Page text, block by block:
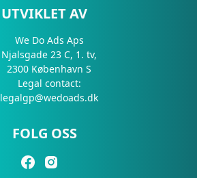
UTVIKLET AV
We Do Ads Aps
Njalsgade 23 C, 1. tv,
2300 København S
Legal contact:
legalgp@wedoads.dk
FOLG OSS